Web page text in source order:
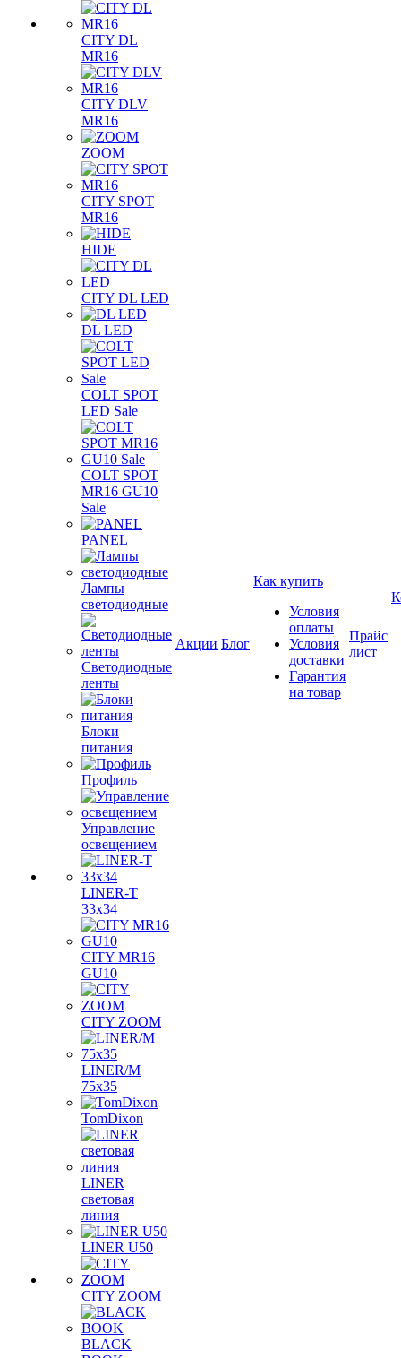
CITY DL
MR16
CITY DLV
MR16
ZOOM
CITY SPOT
MR16
HIDE
CITY DL LED
DL LED
COLT SPOT
LED Sale
COLT SPOT
MR16 GU10
Sale
PANEL
Лампы
светодиодные
Светодиодные
ленты
Блоки
питания
Профиль
Управление
освещением
LINER-T
33x34
CITY MR16
GU10
CITY ZOOM
LINER/M
75х35
TomDixon
LINER
световая
линия
LINER U50
CITY ZOOM
BLACK
Акции Блог
Как купить
Условия
оплаты
Условия
доставки
Гарантия
на товар
Прайс
лист